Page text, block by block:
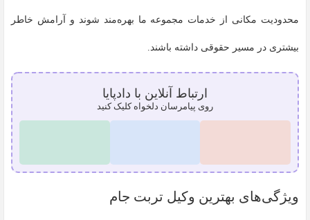
محدودیت مکانی از خدمات مجموعه ما بهره‌مند شوند و آرامش خاطر
بیشتری در مسیر حقوقی داشته باشند.
ارتباط آنلاین با دادپایا
روی پیامرسان دلخواه کلیک کنید
ویژگی‌های بهترین وکیل تربت جام